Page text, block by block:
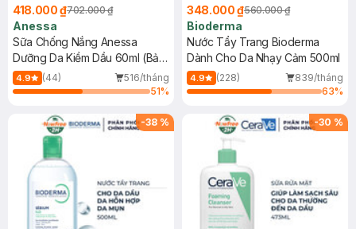
418.000 ₫702.000 ₫
Anessa
Sữa Chống Nắng Anessa
Dưỡng Da Kiềm Dầu 60ml (Bản
Mới)
4.9 (44)
516/tháng
51%
348.000 ₫560.000 ₫
Bioderma
Nước Tẩy Trang Bioderma
Dành Cho Da Nhạy Cảm 500ml
4.9 (228)
839/tháng
63%
-38 % -30 %